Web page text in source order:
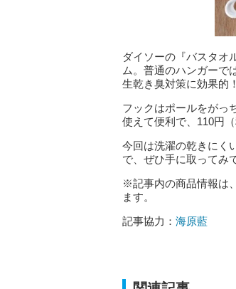
ダイソーの『バスタオ
ム。普通のハンガーで
生乾き臭対策に効果的！
フックはポールをがっ
使えて便利で、110円
今回は洗濯の乾きにく
で、ぜひ手に取ってみ
※記事内の商品情報は
ます。
記事協力： 海原藍